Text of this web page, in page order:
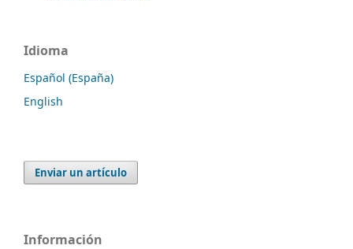
Idioma
Español (España)
English
Enviar un artículo
Información